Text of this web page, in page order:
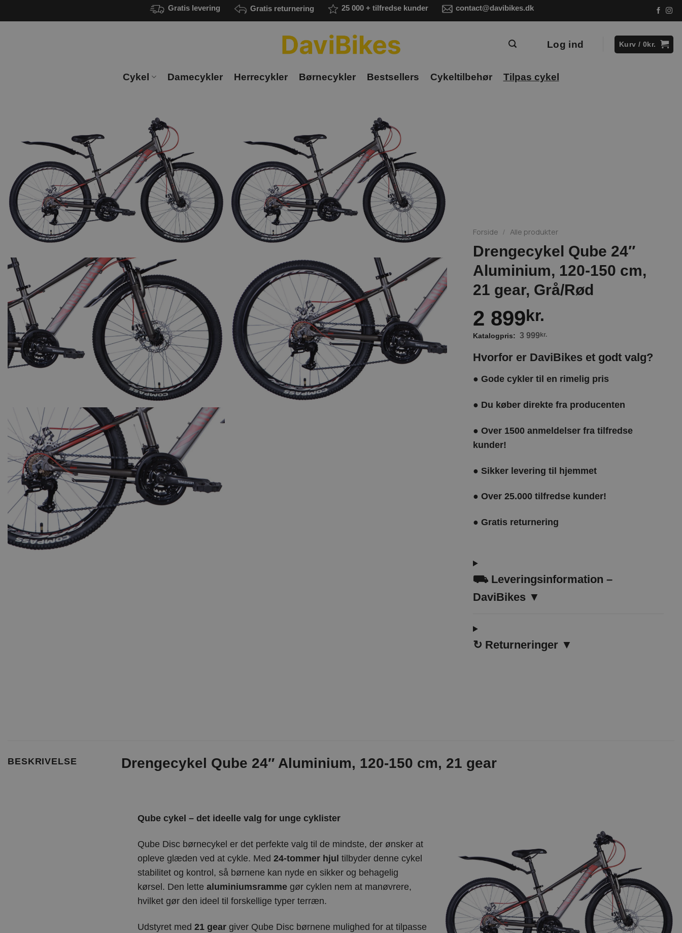
til
Gratis levering Gratis returnering 25 000 + tilfredse kunder contact@davibikes.dk
Log ind Kurv / 0kr.
Cykel Damecykler Herrecykler Børnecykler Bestsellers Cykeltilbehør Tilpas cykel
Forside / Alle produkter
Drengecykel Qube 24″
Aluminium, 120-150 cm,
21 gear, Grå/Rød
2 899kr.
3 999 kr.
Hvorfor er DaviBikes et godt valg?
● Gode cykler til en rimelig pris
● Du køber direkte fra producenten
● Over 1500 anmeldelser fra tilfredse
kunder!
● Sikker levering til hjemmet
● Over 25.000 tilfredse kunder!
● Gratis returnering
⛟ Leveringsinformation –
DaviBikes ▼
↻ Returneringer ▼
BESKRIVELSE Drengecykel Qube 24″ Aluminium, 120-150 cm, 21 gear
Qube cykel – det ideelle valg for unge cyklister
Qube Disc børnecykel er det perfekte valg til de mindste, der ønsker at
opleve glæden ved at cykle. Med 24-tommer hjul tilbyder denne cykel
stabilitet og kontrol, så børnene kan nyde en sikker og behagelig
kørsel. Den lette aluminiumsrammegør cyklen nem at manøvrere,
hvilket gør den ideel til forskellige typer terræn.
Udstyret med 21 geargiver Qube Disc børnene mulighed for at tilpasse